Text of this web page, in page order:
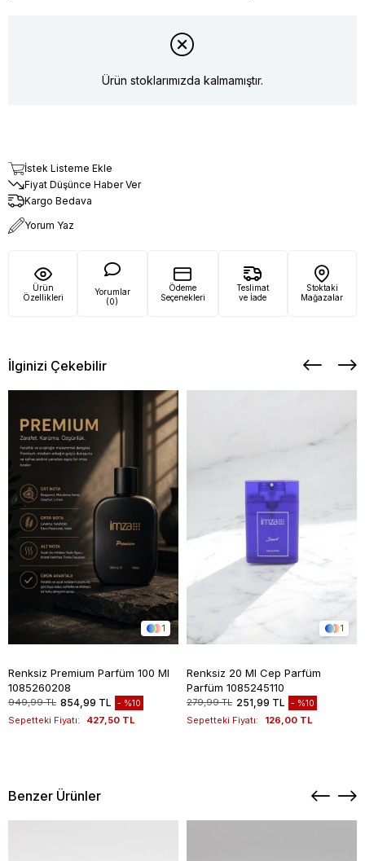
Ürün stoklarımızda kalmamıştır.
İstek Listeme Ekle
Fiyat Düşünce Haber Ver
Kargo Bedava
Yorum Yaz
Ürün
Özellikleri
Yorumlar
(0)
Ödeme
Seçenekleri
Teslimat
ve İade
Stoktaki
Mağazalar
İlginizi Çekebilir
1
Renksiz Premium Parfüm 100 Ml
1085260208
949,99 TL 854,99 TL %10
Sepetteki Fiyatı: 427,50 TL
1
Renksiz 20 Ml Cep Parfüm
Parfüm 1085245110
279,99 TL 251,99 TL %10
Sepetteki Fiyatı: 126,00 TL
Benzer Ürünler